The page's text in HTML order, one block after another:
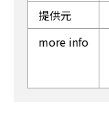
提供元
more info